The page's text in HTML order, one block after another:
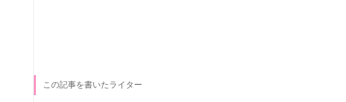
この記事を書いたライター